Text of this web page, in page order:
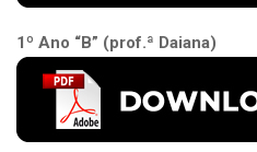
1º Ano “B” (prof.ª Daiana)